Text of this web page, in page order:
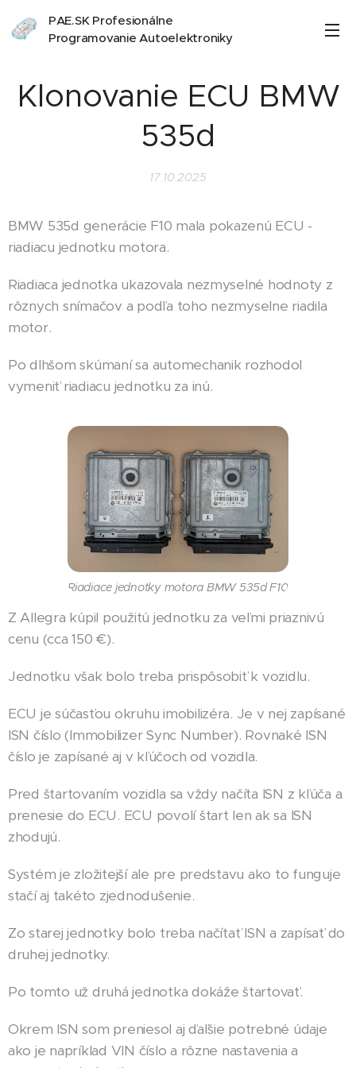
PAE.SK Profesionálne
Programovanie Autoelektroniky
Klonovanie ECU BMW
535d
17.10.2025
BMW 535d generácie F10 mala pokazenú ECU -
riadiacu jednotku motora.
Riadiaca jednotka ukazovala nezmyselné hodnoty z
rôznych snímačov a podľa toho nezmyselne riadila
motor.
Po dlhšom skúmaní sa automechanik rozhodol
vymeniť riadiacu jednotku za inú.
Riadiace jednotky motora BMW 535d F10
Z Allegra kúpil použitú jednotku za veľmi priaznivú
cenu (cca 150 €).
Jednotku však bolo treba prispôsobiť k vozidlu.
ECU je súčasťou okruhu imobilizéra. Je v nej zapísané
ISN číslo (Immobilizer Sync Number). Rovnaké ISN
číslo je zapísané aj v kľúčoch od vozidla.
Pred štartovaním vozidla sa vždy načíta ISN z kľúča a
prenesie do ECU. ECU povolí štart len ak sa ISN
zhodujú.
Systém je zložitejší ale pre predstavu ako to funguje
stačí aj takéto zjednodušenie.
Zo starej jednotky bolo treba načítať ISN a zapísať do
druhej jednotky.
Po tomto už druhá jednotka dokáže štartovať.
Okrem ISN som preniesol aj ďaľšie potrebné údaje
ako je napríklad VIN číslo a rôzne nastavenia a